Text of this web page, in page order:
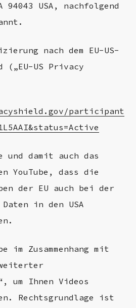
94043 USA, nachfolgend
nach dem EU-US-
(„EU-US Privacy
participant
damit auch das
YouTube, dass die
der EU auch bei der
in den USA
im Zusammenhang mit
um Ihnen Videos
Rechtsgrundlage ist